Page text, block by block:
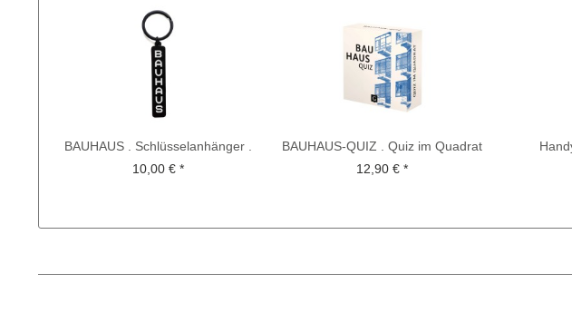
BAUHAUS . Schlüsselanhänger .
edited by muse
10,00 € *
BAUHAUS-QUIZ . Quiz im Quadrat
12,90 € *